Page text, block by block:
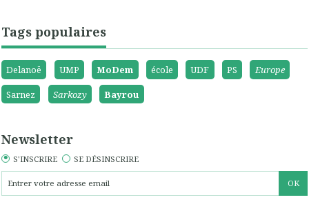
Tags populaires
Delanoë UMP MoDem école UDF PS
Europe
Sarnez
Sarkozy Bayrou
Newsletter
S'INSCRIRE SE DÉSINSCRIRE